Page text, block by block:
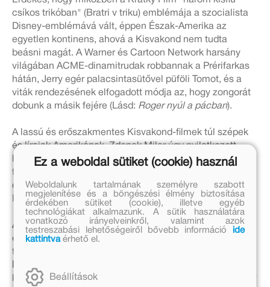
csíkos trikóban" (Bratri v triku) emblémája a szocialista
Disney-emblémává vált, éppen Észak-Amerika az
egyetlen kontinens, ahová a Kisvakond nem tudta
beásni magát. A Warner és Cartoon Network harsány
világában ACME-dinamitrudak robbannak a Prérifarkas
hátán, Jerry egér palacsintasütővel püföli Tomot, és a
viták rendezésének elfogadott módja az, hogy zongorát
dobunk a másik fejére (Lásd: Roger nyúl a pácban).
A lassú és erőszakmentes Kisvakond-filmek túl szépek
és líraiak Amerikának. Zdenek Miler úgy nyilatkozott,
hogy az USA rövid, de annál erőszakosabb, hódító
történelme és jobbára nacionalista-militáns jelene
epikus jellegű, nemigen tűri a lágyságot és a költőiséget.
De nem csak ezért nem épül soha Vakond-world.
A rendszerváltáskor Zdenek Miler levédette a Vakondot
és engedélyt adott a merchandising termékek - pólók,
táskák - forgalmazására.
készül új Vakond-folytatás. Olyan ez, mintha Walt Disney
Ez a weboldal sütiket (cookie) használ
Weboldalunk tartalmának személyre szabott
megjelenítése és a böngészési élmény biztosítása
érdekében sütiket (cookie), illetve egyéb
technológiákat alkalmazunk. A sütik használatára
vonatkozó irányelveinkről, valamint azok
testreszabási lehetőségeiről bővebb információ
ide
kattintvaérhető el.
Beállítások